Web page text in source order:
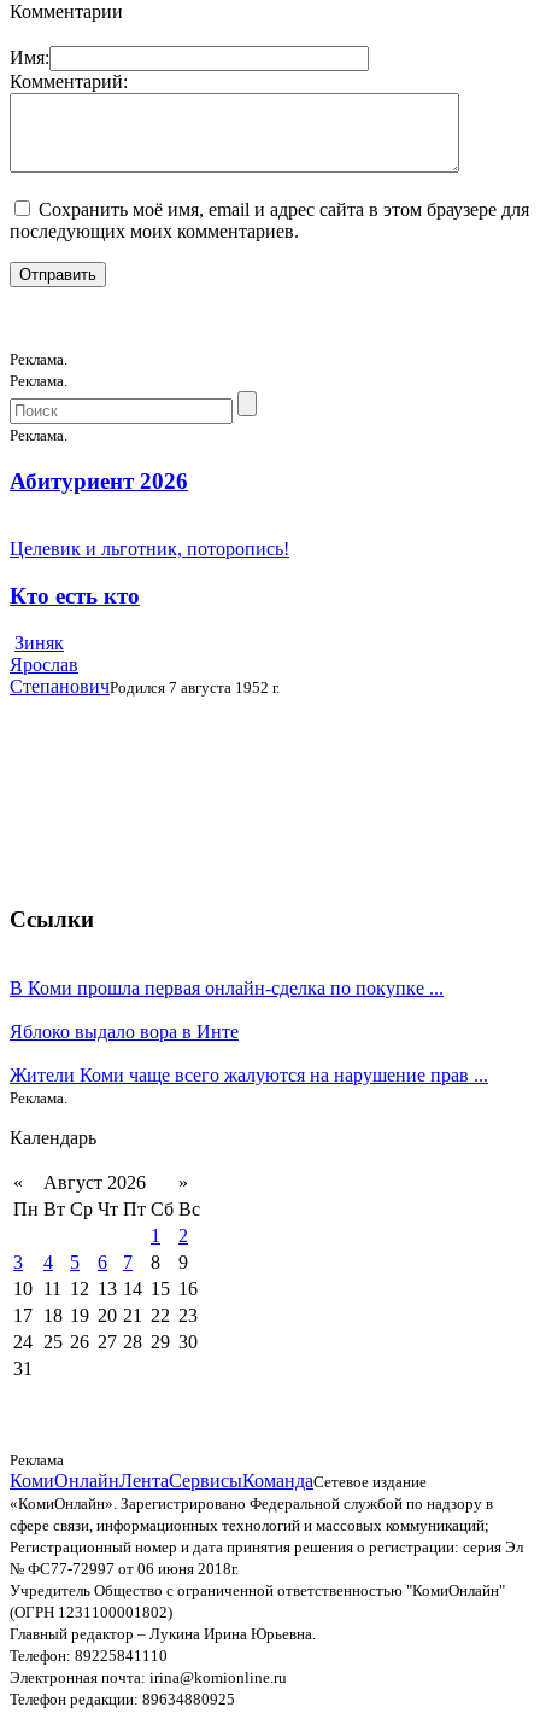
Комментарии
Имя:
Комментарий:
Сохранить моё имя, email и адрес сайта в этом браузере для
последующих моих комментариев.
Реклама.
Реклама.
Реклама.
Абитуриент 2026
Целевик и льготник, поторопись!
Кто есть кто
Зиняк
Ярослав
СтепановичРодился 7 августа 1952 г.
Ссылки
В Коми прошла первая онлайн-сделка по покупке ...
Яблоко выдало вора в Инте
Жители Коми чаще всего жалуются на нарушение прав ...
Реклама.
Календарь
« Август 2026
»
Пн Вт Ср Чт Пт Сб Вс
1
2
3
4 5 6 7 8
9
10 11 12 13 14 15 16
17 18 19 20 21 22 23
24 25 26 27 28 29 30
31
Реклама
КомиОнлайнЛентаСервисыКомандаСетевое издание
«КомиОнлайн». Зарегистрировано Федеральной службой по надзору в
сфере связи, информационных технологий и массовых коммуникаций;
Регистрационный номер и дата принятия решения о регистрации: серия Эл
№ ФС77-72997 от 06 июня 2018г.
Учредитель Общество с ограниченной ответственностью "КомиОнлайн"
(ОГРН 1231100001802)
Главный редактор – Лукина Ирина Юрьевна.
Телефон: 89225841110
Электронная почта: irina@komionline.ru
Телефон редакции: 89634880925